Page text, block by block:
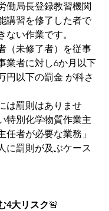
働局長登録教習機関
講習を修了した者で
ない作業です。
（未修了者）を従事
業者に対し6か月以下
円以下の罰金 が科さ
は罰則はありませ
特別化学物質作業主
任者が必要な業務」
に罰則が及ぶケース
4大リスク🚨